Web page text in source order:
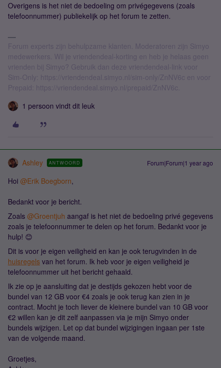
Overigens is het niet de bedoeling om privégegevens (zoals
telefoonnummer) publiekelijk op het forum te zetten.
Forum experts zijn behulpzame klanten. Moderatoren zijn Simyo
medewerkers. Wil je vriendendeal-korting en heb je helaas geen
vrienden bij Simyo? Gebruik dan deze vriendendeal-link voor
Sim-Only: https://vriendendeal.simyo.nl/sim-only/ZnNV6c en voor
Prepaid: https://vriendendeal.simyo.nl/prepaid/ZnNV6c.
1 persoon vindt dit leuk
Ashley ANTWOORD Forum|Forum|1 year ago
Hoi @Erik Boegborn,
Bedankt voor je bericht.
Zoals @Groentjuh aangaf is het niet de bedoeling privé gegevens
zoals je telefoonnummer te delen op het forum. Bedankt voor je
hulp! 😊
Dit is voor je eigen veiligheid en kan je ook terugvinden in de
huisregels van het forum. Ik heb voor je eigen veiligheid je
telefoonnummer uit het bericht gehaald.
Ik zie op je aansluiting dat je destijds gekozen hebt voor de
bundel van 12 GB voor €4 zoals je ook terug kan zien in je
contract. Mocht je toch liever de kleinere bundel van 10 GB voor
€2 willen kan je dit zelf aanpassen via je mijn Simyo onder
bundels wijzigen. Let op dat bundel wijzigingen ingaan per 1ste
van de volgende maand.
Groetjes,